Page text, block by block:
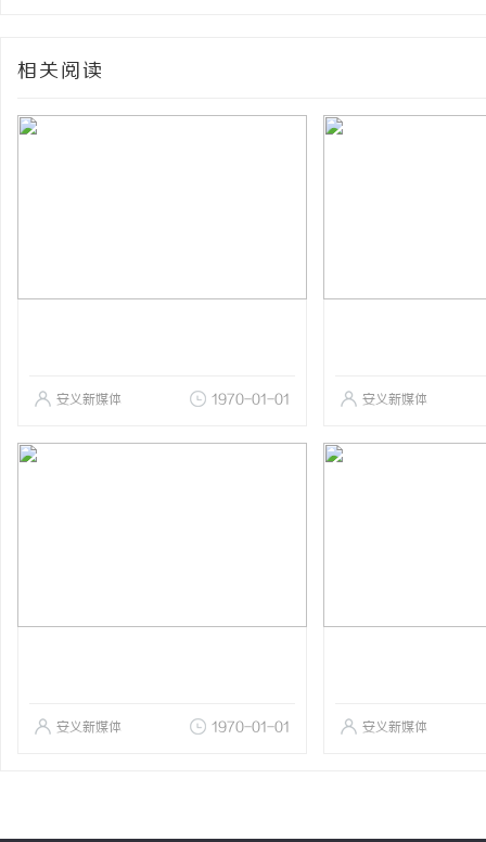
相关阅读
安义新媒体 1970-01-01 安义新媒体
安义新媒体 1970-01-01 安义新媒体